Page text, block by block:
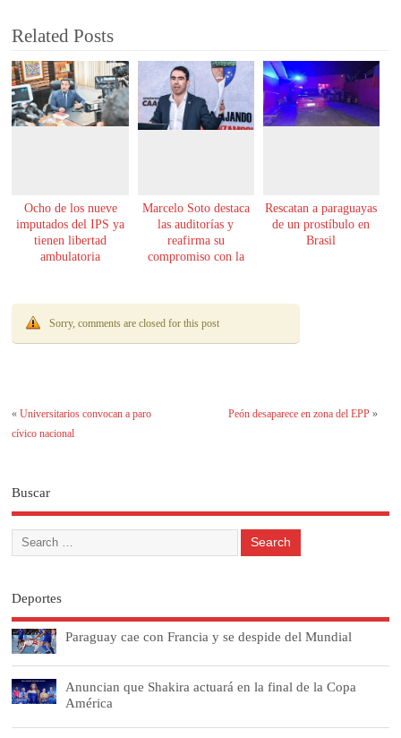
Related Posts
Ocho de los nueve
imputados del IPS ya
tienen libertad
ambulatoria
Marcelo Soto destaca
las auditorías y
reafirma su
compromiso con la
Rescatan a paraguayas
de un prostíbulo en
Brasil
Sorry, comments are closed for this post
«Universitarios convocan a paro
cívico nacional
Peón desaparece en zona del EPP»
Buscar
Deportes
Paraguay cae con Francia y se despide del Mundial
Anuncian que Shakira actuará en la final de la Copa
América